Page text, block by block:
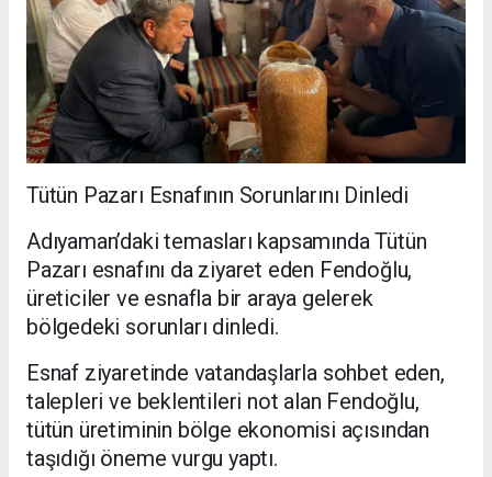
Tütün Pazarı Esnafının Sorunlarını Dinledi
Adıyaman’daki temasları kapsamında Tütün
Pazarı esnafını da ziyaret eden Fendoğlu,
üreticiler ve esnafla bir araya gelerek
bölgedeki sorunları dinledi.
Esnaf ziyaretinde vatandaşlarla sohbet eden,
talepleri ve beklentileri not alan Fendoğlu,
tütün üretiminin bölge ekonomisi açısından
taşıdığı öneme vurgu yaptı.